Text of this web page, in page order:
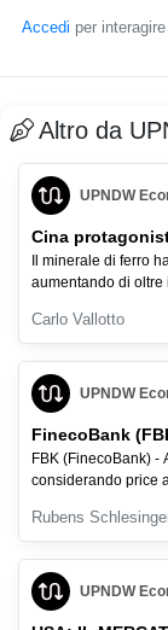
Accedi per interagire
Altro da
UPNDW
Cina
Il minerale di ferro
aumentando di oltre
Carlo Vallotto
UPNDW
FinecoBank
FBK (FinecoBank) -
considerando price
Rubens
UPNDW